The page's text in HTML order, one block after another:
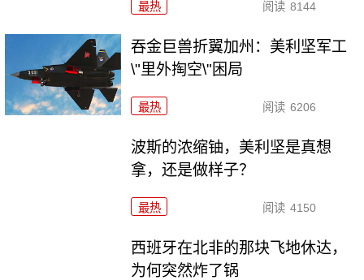
最热 阅读 8144
吞金巨兽折翼加州：美利坚军工
\"里外掏空\"困局
最热 阅读 6206
波斯的浓缩铀，美利坚是真想
拿，还是做样子？
最热 阅读 4150
西班牙在北非的那块飞地休达，
为何突然炸了锅